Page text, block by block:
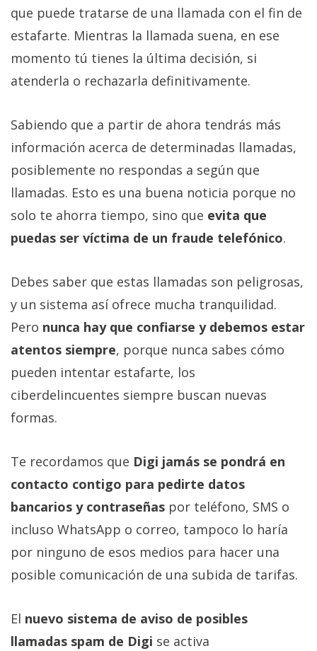
que puede tratarse de una llamada con el fin de
estafarte. Mientras la llamada suena, en ese
momento tú tienes la última decisión, si
atenderla o rechazarla definitivamente.
Sabiendo que a partir de ahora tendrás más
información acerca de determinadas llamadas,
posiblemente no respondas a según que
llamadas. Esto es una buena noticia porque no
solo te ahorra tiempo, sino que evita que
puedas ser víctima de un fraude telefónico.
Debes saber que estas llamadas son peligrosas,
y un sistema así ofrece mucha tranquilidad.
Pero nunca hay que confiarse y debemos estar
atentos siempre, porque nunca sabes cómo
pueden intentar estafarte, los
ciberdelincuentes siempre buscan nuevas
formas.
Te recordamos que Digi jamás se pondrá en
contacto contigo para pedirte datos
bancarios y contraseñas por teléfono, SMS o
incluso WhatsApp o correo, tampoco lo haría
por ninguno de esos medios para hacer una
posible comunicación de una subida de tarifas.
El nuevo sistema de aviso de posibles
llamadas spam de Digi se activa